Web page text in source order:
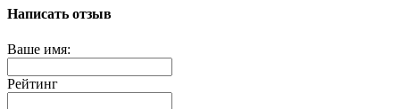
Написать отзыв
Ваше имя:
Рейтинг